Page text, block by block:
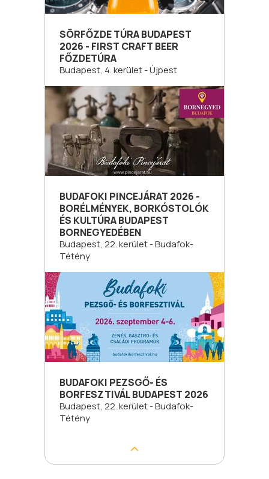
SÖRFŐZDE TÚRA BUDAPEST
2026 - FIRST CRAFT BEER
FŐZDETÚRA
Budapest, 4. kerület - Újpest
BUDAFOKI PINCEJÁRAT 2026 -
BORÉLMÉNYEK, BORKÓSTOLÓK
ÉS KULTÚRA BUDAPEST
BORNEGYEDÉBEN
Budapest, 22. kerület - Budafok-
Tétény
BUDAFOKI PEZSGŐ- ÉS
BORFESZTIVÁL BUDAPEST 2026
Budapest, 22. kerület - Budafok-
Tétény